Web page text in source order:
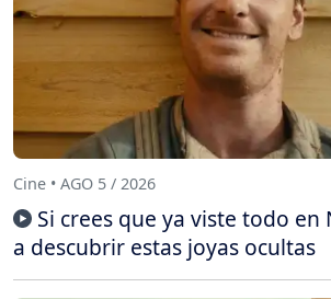
Cine • AGO 5 / 2026
Si crees que ya viste todo en
a descubrir estas joyas ocultas